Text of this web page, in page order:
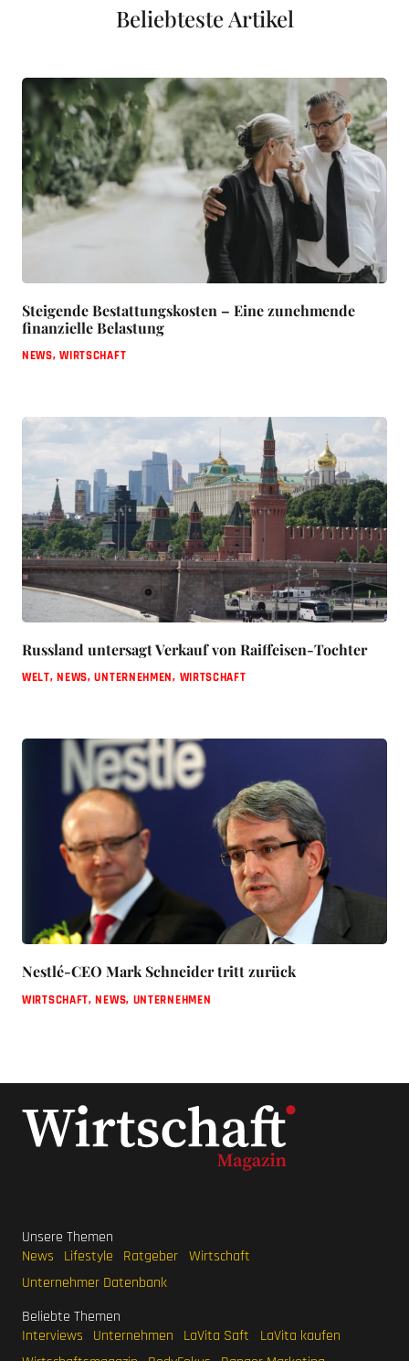
Beliebteste Artikel
Steigende Bestattungskosten – Eine zunehmende
finanzielle Belastung
NEWS,WIRTSCHAFT
Russland untersagt Verkauf von Raiffeisen-Tochter
WELT,NEWS,UNTERNEHMEN, WIRTSCHAFT
Nestlé-CEO Mark Schneider tritt zurück
WIRTSCHAFT,NEWS, UNTERNEHMEN
Unsere Themen
News
Lifestyle Ratgeber Wirtschaft
Unternehmer Datenbank
Beliebte Themen
Interviews
Unternehmen LaVita Saft
LaVita kaufen